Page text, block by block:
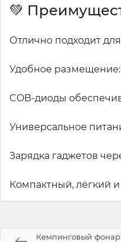
💚
Отлично подходит
Удобное размещение:
COB-диоды
Универсальное
Зарядка гаджетов
Компактный, лёгкий
Кемпинговый